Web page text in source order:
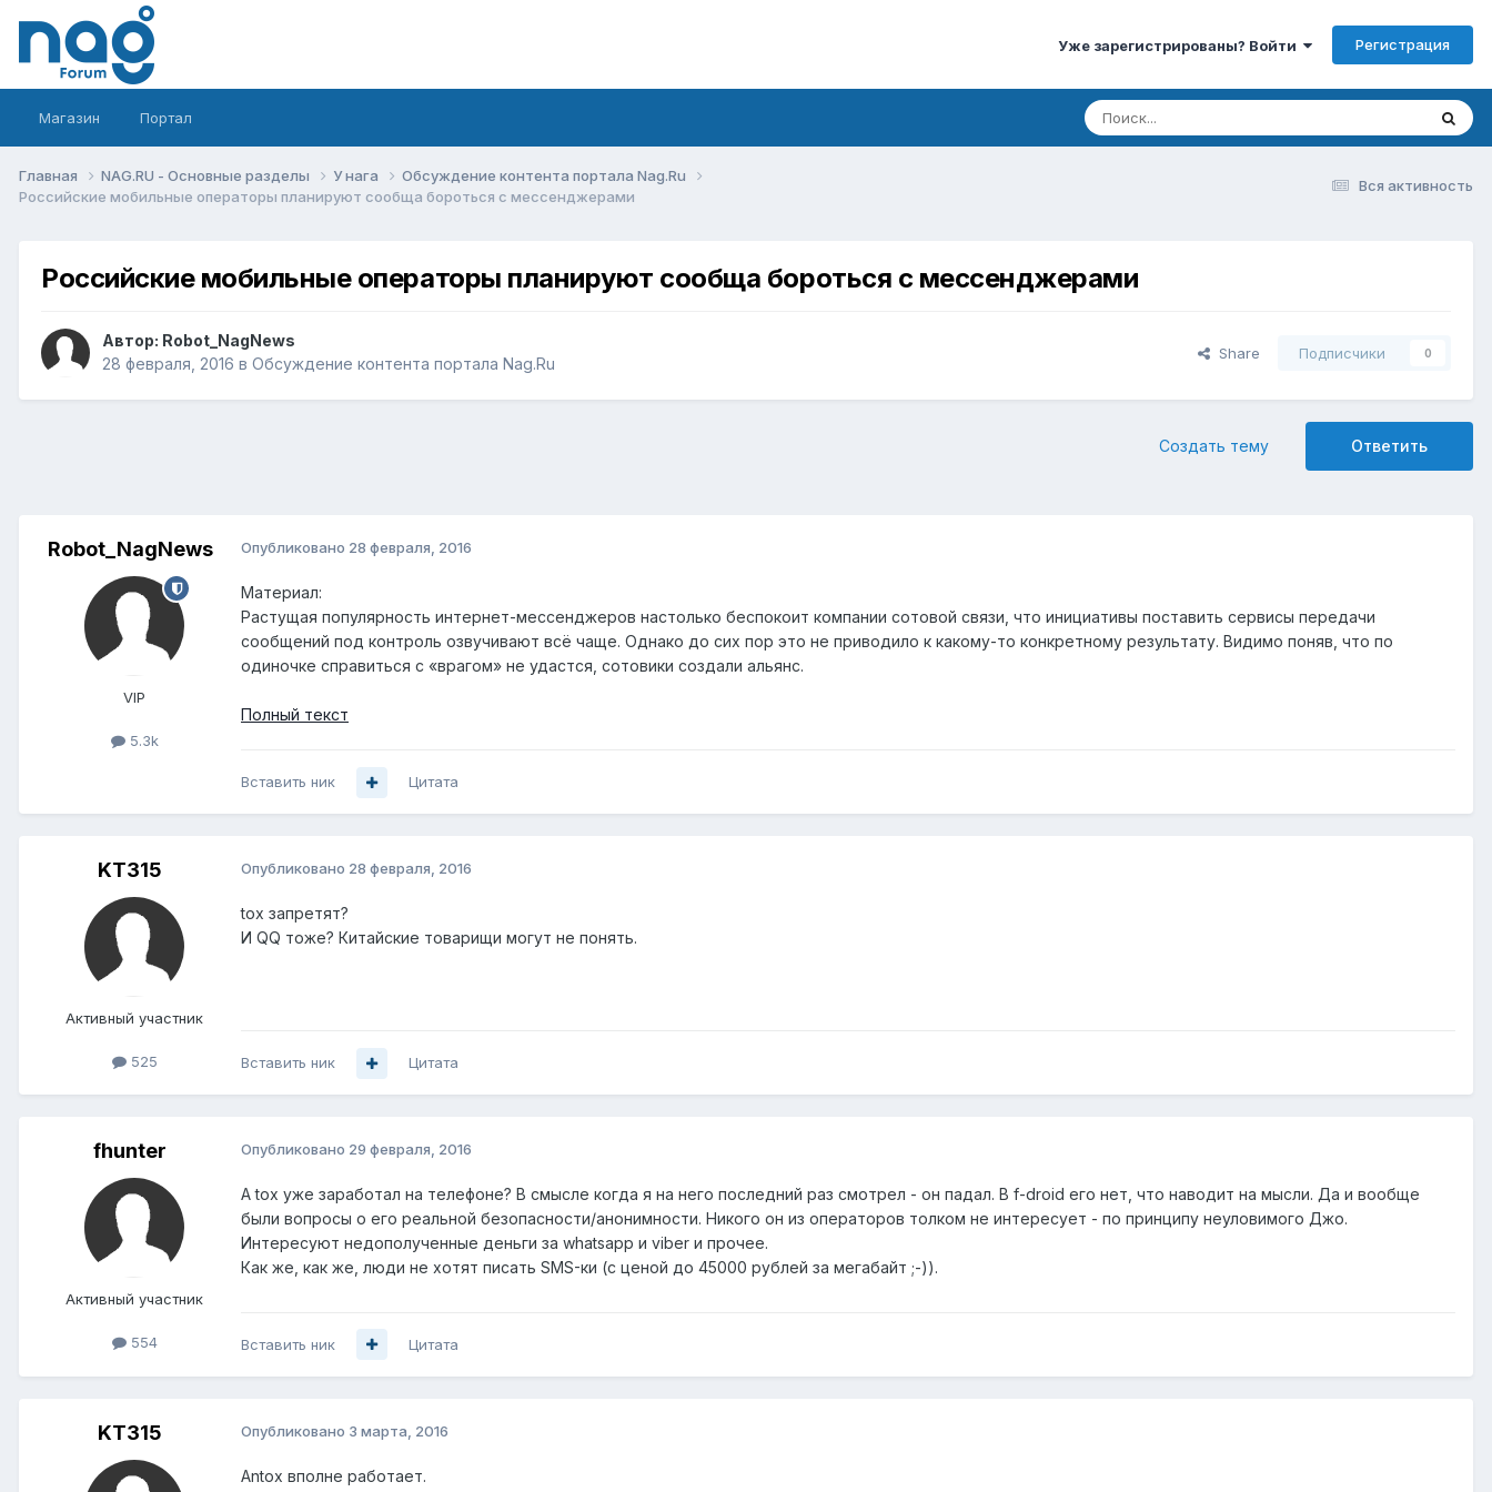
Уже зарегистрированы? Войти Регистрация
Магазин Портал
Вся активность
Главная NAG.RU - Основные разделы У нага
Обсуждение контента портала Nag.Ru
Российские мобильные операторы планируют сообща бороться с мессенджерами
Российские мобильные операторы планируют сообща бороться с мессенджерами
Автор: Robot_NagNews
28 февраля, 2016 в Обсуждение контента портала Nag.Ru
Share Подписчики 0
Ответить
Создать тему
Robot_NagNews
VIP
5.3k
Опубликовано 28 февраля, 2016
Материал:
Растущая популярность интернет-мессенджеров настолько беспокоит компании сотовой связи, что инициативы поставить сервисы передачи
сообщений под контроль озвучивают всё чаще. Однако до сих пор это не приводило к какому-то конкретному результату. Видимо поняв, что по
одиночке справиться с «врагом» не удастся, сотовики создали альянс.
Полный текст
Вставить ник Цитата
KT315
Активный участник
525
Опубликовано 28 февраля, 2016
tox запретят?
И QQ тоже? Китайские товарищи могут не понять.
Вставить ник Цитата
fhunter
Активный участник
554
Опубликовано 29 февраля, 2016
А tox уже заработал на телефоне? В смысле когда я на него последний раз смотрел - он падал. В f-droid его нет, что наводит на мысли. Да и вообще
были вопросы о его реальной безопасности/анонимности. Никого он из операторов толком не интересует - по принципу неуловимого Джо.
Интересуют недополученные деньги за whatsapp и viber и прочее.
Как же, как же, люди не хотят писать SMS-ки (с ценой до 45000 рублей за мегабайт ;-)).
Вставить ник Цитата
KT315 Опубликовано 3 марта, 2016
Antox вполне работает.